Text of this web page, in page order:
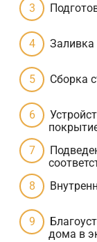
Заливка
Сборка
дома в